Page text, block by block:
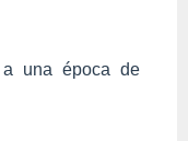
una época de